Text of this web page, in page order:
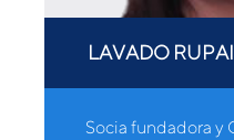
LAVADO
Socia fundadora y